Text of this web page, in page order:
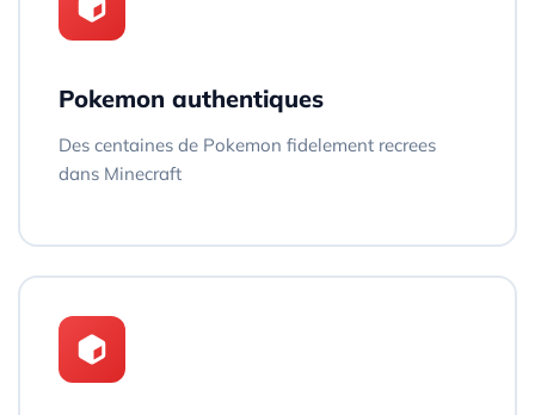
Pokemon authentiques
Des centaines de Pokemon fidelement recrees
dans Minecraft